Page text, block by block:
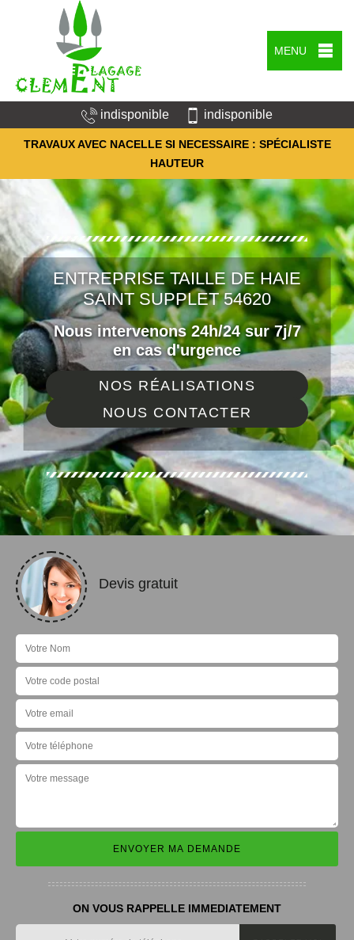
MENU
indisponible indisponible
TRAVAUX AVEC NACELLE SI NECESSAIRE : SPÉCIALISTE
HAUTEUR
ENTREPRISE TAILLE DE HAIE
SAINT SUPPLET 54620
Nous intervenons 24h/24 sur 7j/7
en cas d'urgence
NOS RÉALISATIONS
NOUS CONTACTER
Devis gratuit
ON VOUS RAPPELLE IMMEDIATEMENT